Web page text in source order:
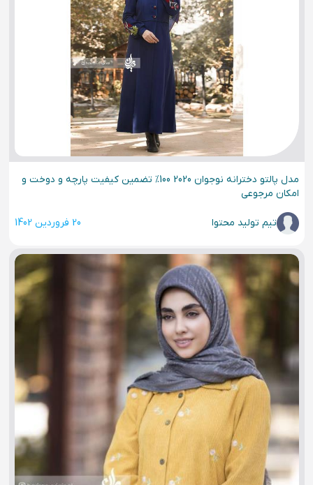
مدل پالتو دخترانه نوجوان 2020 100% تضمین کیفیت پارچه و دوخت و
امکان مرجوعی
تیم تولید محتوا 20 فروردین 1402